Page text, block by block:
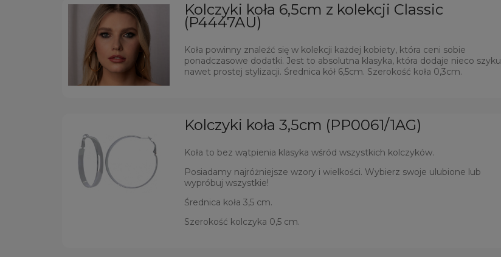
Kolczyki koła 6,5cm z kolekcji Classic
(P4447AU)
Koła powinny znaleźć się w kolekcji każdej kobiety, która ceni sobie
ponadczasowe dodatki. Jest to absolutna klasyka, która dodaje nieco szyku
nawet prostej stylizacji. Średnica kół 6,5cm. Szerokość koła 0,3cm.
Kolczyki koła 3,5cm (PP0061/1AG)
Koła to bez wątpienia klasyka wśród wszystkich kolczyków.
Posiadamy najróżniejsze wzory i wielkości. Wybierz swoje ulubione lub
wypróbuj wszystkie!
Średnica koła 3,5 cm.
Szerokość kolczyka 0,5 cm.